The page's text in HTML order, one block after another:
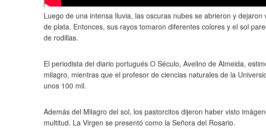
Luego de una intensa lluvia, las oscuras nubes se abrieron y
de plata. Entonces, sus rayos tomaron diferentes colores y el sol
de rodillas.
El periodista del diario portugués O Século, Avelino de Almeida,
milagro, mientras que el profesor de ciencias naturales de la
unos 100 mil.
Además del Milagro del sol, los pastorcitos dijeron haber visto
multitud. La Virgen se presentó como la Señora del Rosario.